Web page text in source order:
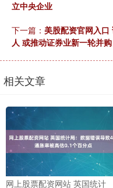
立中央企业
下一篇： 美股配资官网入口
人 或推动证券业新一轮并购
相关文章
网上股票配资网站 英国统计